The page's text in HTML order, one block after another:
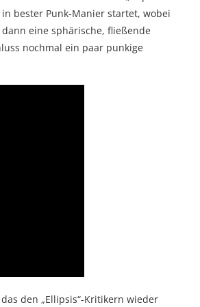
bester Punk-Manier startet, wobei
eine sphärische, fließende
nochmal ein paar punkige
den „Ellipsis“-Kritikern wieder